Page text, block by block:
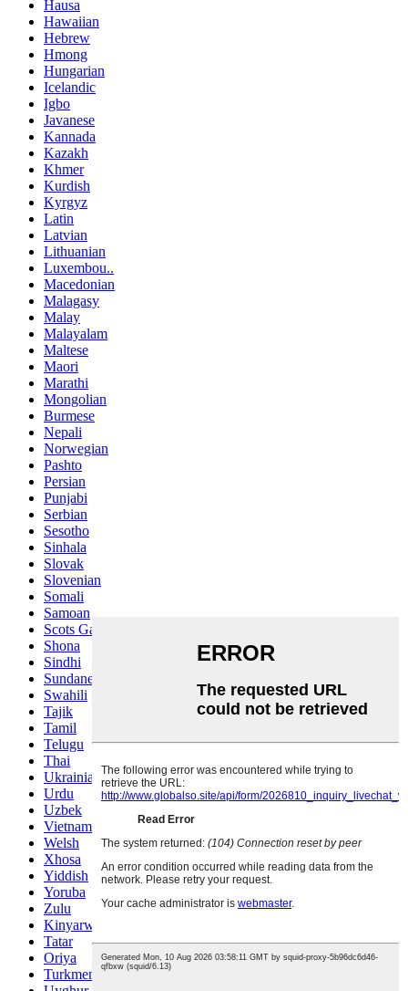
Hausa
Hawaiian
Hebrew
Hmong
Hungarian
Icelandic
Igbo
Javanese
Kannada
Kazakh
Khmer
Kurdish
Kyrgyz
Latin
Latvian
Lithuanian
Luxembou..
Macedonian
Malagasy
Malay
Malayalam
Maltese
Maori
Marathi
Mongolian
Burmese
Nepali
Norwegian
Pashto
Persian
Punjabi
Serbian
Sesotho
Sinhala
Slovak
Slovenian
Somali
Samoan
Scots Gaelic
Shona
Sindhi
Sundanese
Swahili
Tajik
Tamil
Telugu
Thai
Ukrainian
Urdu
Uzbek
Vietnamese
Welsh
Xhosa
Yiddish
Yoruba
Zulu
Kinyarwanda
Tatar
Oriya
Turkmen